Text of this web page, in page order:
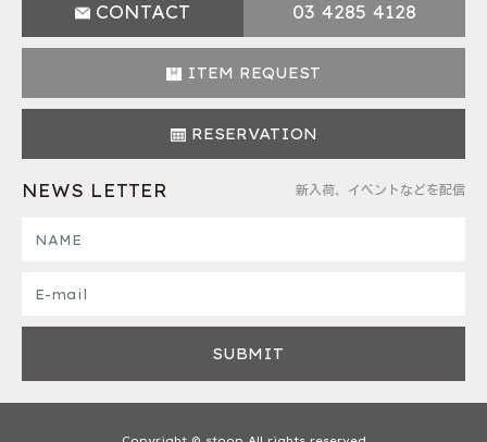
CONTACT 03 4285 4128
ITEM REQUEST
RESERVATION
NEWS LETTER 新入荷、イベントなどを配信